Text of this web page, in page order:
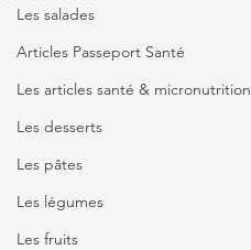
Les salades
Articles Passeport Santé
Les articles santé & micronutrition
Les desserts
Les pâtes
Les légumes
Les fruits